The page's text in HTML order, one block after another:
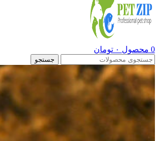
0 محصول ۰ تومان
جستجو